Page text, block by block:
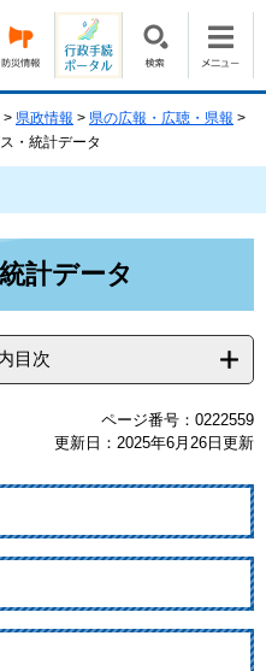
> 県政情報 > 県の広報・広聴・県報 >
・統計データ
計データ
目次
ページ番号：0222559
更新日：2025年6月26日更新